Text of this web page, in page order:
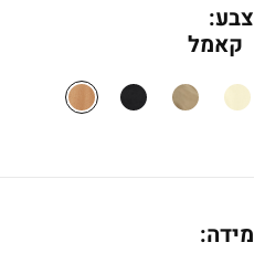
צבע:
קאמל
מידה: